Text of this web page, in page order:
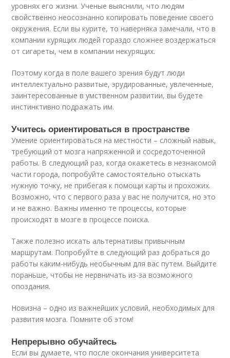
уровнях его жизни. Ученые выяснили, что людям
свойственно неосознанно копировать поведение своего
окружения. Если вы курите, то наверняка замечали, что в
компании курящих людей гораздо сложнее воздержаться
от сигареты, чем в компании некурящих.
Поэтому когда в поле вашего зрения будут люди
интеллектуально развитые, эрудированные, увлеченные,
заинтересованные в умственном развитии, вы будете
инстинктивно подражать им.
Учитесь ориентироваться в пространстве
Умение ориентироваться на местности – сложный навык,
требующий от мозга напряженной и сосредоточенной
работы. В следующий раз, когда окажетесь в незнакомой
части города, попробуйте самостоятельно отыскать
нужную точку, не прибегая к помощи карты и прохожих.
Возможно, что с первого раза у вас не получится, но это
и не важно. Важны именно те процессы, которые
происходят в мозге в процессе поиска.
Также полезно искать альтернативы привычным
маршрутам. Попробуйте в следующий раз добраться до
работы каким-нибудь необычным для вас путем. Выйдите
пораньше, чтобы не нервничать из-за возможного
опоздания.
Новизна – одно из важнейших условий, необходимых для
развития мозга. Помните об этом!
Непрерывно обучайтесь
Если вы думаете, что после окончания университета